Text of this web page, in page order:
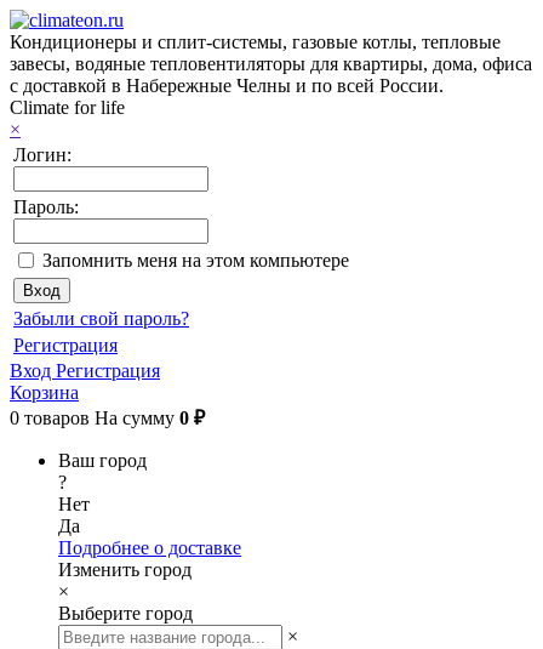
Кондиционеры и сплит-системы, газовые котлы, тепловые
завесы, водяные тепловентиляторы для квартиры, дома, офиса
с доставкой в Набережные Челны и по всей России.
Climate for life
×
Логин:
Пароль:
Запомнить меня на этом компьютере
Забыли свой пароль?
Регистрация
Вход Регистрация
Корзина
0 товаров На сумму 0 ₽
Ваш город
?
Нет
Да
Подробнее о доставке
Изменить город
×
Выберите город
×